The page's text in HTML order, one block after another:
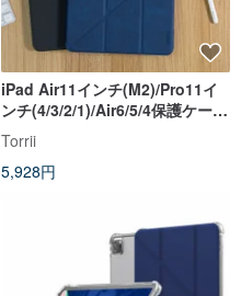
iPad Air11インチ(M2)/Pro11イ
ンチ(4/3/2/1)/Air6/5/4保護ケース
MagSafe
Torrii
5,928円